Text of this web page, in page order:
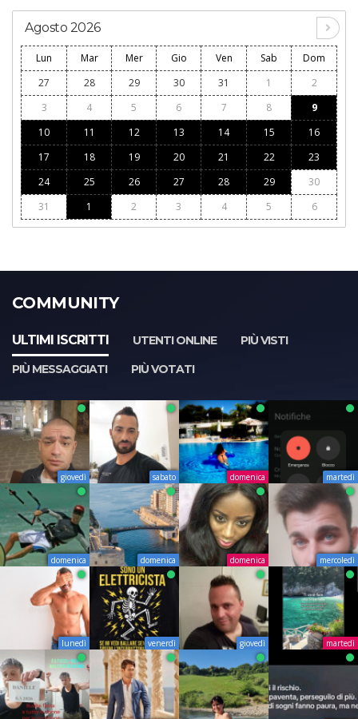
Agosto 2026
Lun Mar Mer Gio Ven Sab
Dom
27
28 29 30 31 1
2
3
4 5 6 7 8
9
10
11 12 13 14 15
16
17
18 19 20 21 22
23
24
25 26 27 28 29
30
31
1 2 3 4 5 6
COMMUNITY
ULTIMI ISCRITTI UTENTI ONLINE
PIÙ VISTI
PIÙ MESSAGGIATI
PIÙ VOTATI
giovedì sabato domenica martedì
domenica domenica domenica mercoledì
lunedì venerdì giovedì martedì